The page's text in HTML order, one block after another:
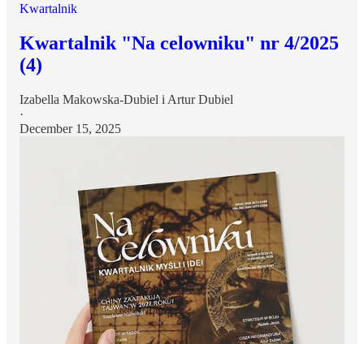
Kwartalnik
Kwartalnik "Na celowniku" nr 4/2025
(4)
Izabella Makowska-Dubiel i Artur Dubiel
·
December 15, 2025